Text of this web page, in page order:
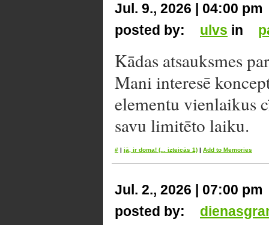
Jul. 9., 2026 | 04:00 pm
posted by:
ulvs in
Kādas atsauksmes
Mani interesē
elementu vienlaikus
savu limitēto laiku.
# | jā, ir doma! (... izteicās 1) | Add to Memories
Jul. 2., 2026 | 07:00 pm
posted by: